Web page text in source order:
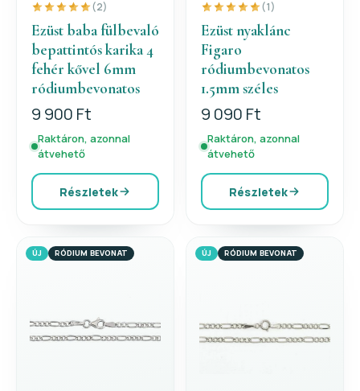
(2)
Ezüst baba fülbevaló
bepattintós karika 4
fehér kővel 6mm
ródiumbevonatos
9 900 Ft
Raktáron, azonnal
átvehető
Részletek
(1)
Ezüst nyaklánc
Figaro
ródiumbevonatos
1.5mm széles
9 090 Ft
Raktáron, azonnal
átvehető
Részletek
ÚJ RÓDIUM BEVONAT ÚJ RÓDIUM BEVONAT